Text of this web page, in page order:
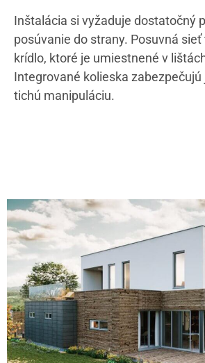
Inštalácia si vyžaduje dostatočný
posúvanie do strany. Posuvná
krídlo, ktoré je umiestnené v
Integrované kolieska zabezpečujú
tichú manipuláciu.